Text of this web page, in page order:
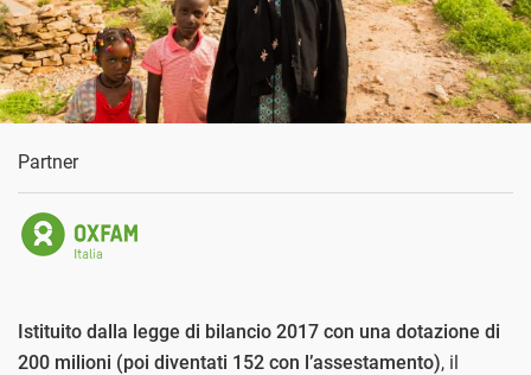
Partner
Istituito dalla legge di bilancio 2017 con una dotazione di
200 milioni (poi diventati 152 con l’assestamento), il